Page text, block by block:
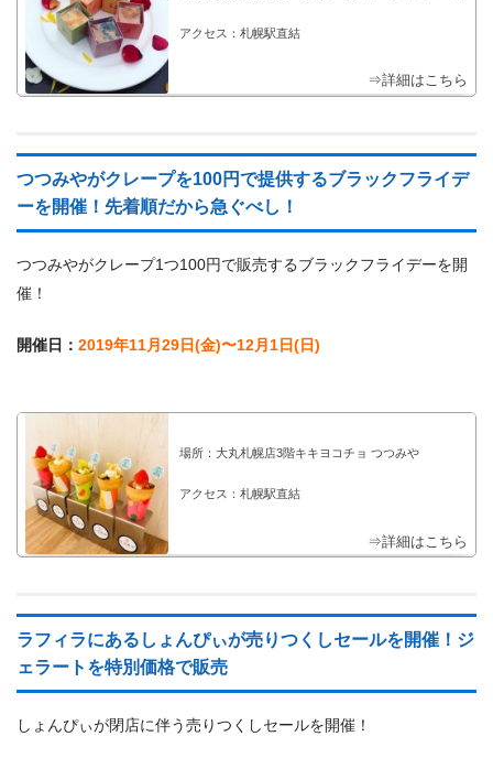
アクセス：札幌駅直結
⇒詳細はこちら
つつみやがクレープを100円で提供するブラックフライデ
ーを開催！先着順だから急ぐべし！
つつみやがクレープ1つ100円で販売するブラックフライデーを開
催！
開催日： 2019年11月29日(金)〜12月1日(日)
場所：大丸札幌店3階キキヨコチョ つつみや
アクセス：札幌駅直結
⇒詳細はこちら
ラフィラにあるしょんぴぃが売りつくしセールを開催！ジ
ェラートを特別価格で販売
しょんぴぃが閉店に伴う売りつくしセールを開催！